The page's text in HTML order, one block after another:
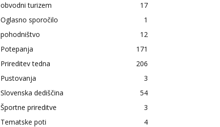
obvodni turizem
17
Oglasno sporočilo
1
pohodništvo
12
Potepanja
171
Prireditev tedna
206
Pustovanja
3
Slovenska dediščina
54
Športne prireditve
3
Tematske poti
4